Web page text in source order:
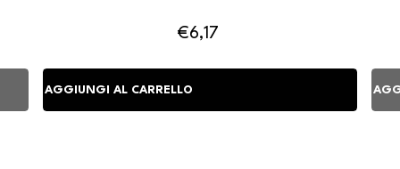
€6,17